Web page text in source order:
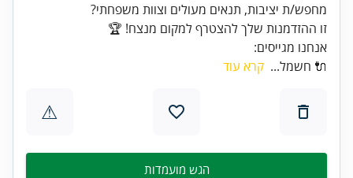
זו ההזדמנות שלך להצטרף למקום מנצח! 🏆
אנחנו מגייסים:
🔌 חשמל... קרא עוד
⚠
הגש מועמדות